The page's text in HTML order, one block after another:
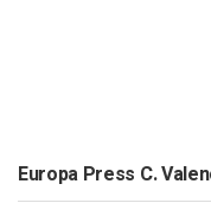
Europa Press C.